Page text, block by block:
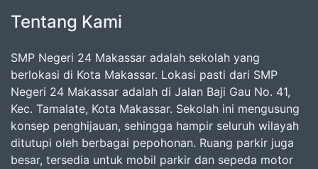
Tentang Kami
SMP Negeri 24 Makassar adalah sekolah yang
berlokasi di Kota Makassar. Lokasi pasti dari SMP
Negeri 24 Makassar adalah di Jalan Baji Gau No. 41,
Kec. Tamalate, Kota Makassar. Sekolah ini mengusung
konsep penghijauan, sehingga hampir seluruh wilayah
ditutupi oleh berbagai pepohonan. Ruang parkir juga
besar, tersedia untuk mobil parkir dan sepeda motor